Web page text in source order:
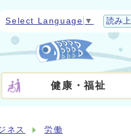
Select Language ▼ 読み
健康・福祉
ネス 労働